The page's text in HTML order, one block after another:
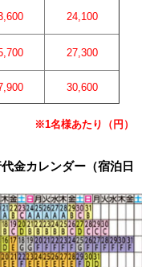
24,100
27,300
30,600
※1名様あたり（円）
金カレンダー（宿泊日